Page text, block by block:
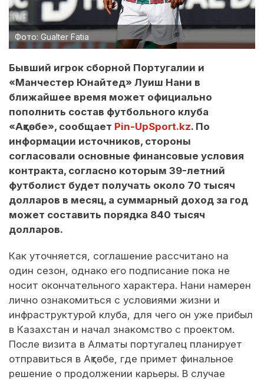
Фото: Gualter Fatia
Бывший игрок сборной Португалии и
«Манчестер Юнайтед» Луиш Нани в
ближайшее время может официально
пополнить состав футбольного клуба
«Ақтөбе», сообщает Pin-UpSport.kz. По
информации источников, стороны
согласовали основные финансовые условия
контракта, согласно которым 39-летний
футболист будет получать около 70 тысяч
долларов в месяц, а суммарный доход за год
может составить порядка 840 тысяч
долларов.
Как уточняется, соглашение рассчитано на
один сезон, однако его подписание пока не
носит окончательного характера. Нани намерен
лично ознакомиться с условиями жизни и
инфраструктурой клуба, для чего он уже прибыл
в Казахстан и начал знакомство с проектом.
После визита в Алматы португалец планирует
отправиться в Ақтөбе, где примет финальное
решение о продолжении карьеры. В случае